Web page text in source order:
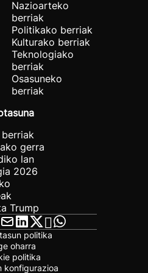
Nazioarteko
berriak
Politikako berriak
Kulturako berriak
Teknologiako
berriak
Osasuneko
berriak
gerra
lan
2026
Trump
politika
oharra
politika
konfigurazioa